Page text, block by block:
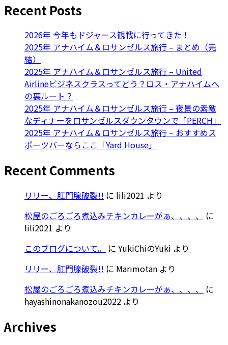
Recent Posts
2026年 今年もドジャース観戦に行ってきた！
2025年 アナハイム＆ロサンゼルス旅行 – まとめ（完
結）
2025年 アナハイム＆ロサンゼルス旅行 – United
Airlineビジネスクラスってどう？ロス・アナハイムへ
の裏ルート？
2025年 アナハイム＆ロサンゼルス旅行 – 夜景の素敵
なディナーをロサンゼルスダウンタウンで「PERCH」
2025年 アナハイム＆ロサンゼルス旅行 – おすすめス
ポーツバーならここ「Yard House」
Recent Comments
リリー、肛門腺破裂!! に lili2021 より
松屋のごろごろ煮込みチキンカレーがぁ、、、、
に
lili2021 より
このブログについて。
に YukiChiのYuki より
リリー、肛門腺破裂!! に Marimotan より
松屋のごろごろ煮込みチキンカレーがぁ、、、、
に
hayashinonakanozou2022 より
Archives